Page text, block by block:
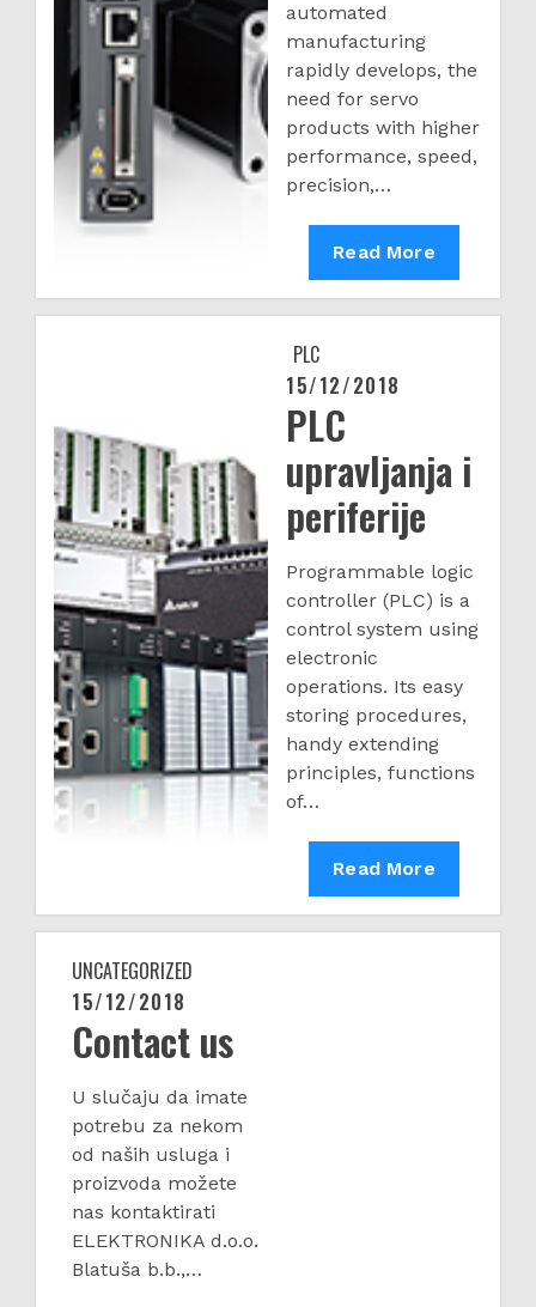
automated
manufacturing
rapidly develops, the
need for servo
products with higher
performance, speed,
precision,…
Servo
drive
i
-
ASDA
A3
napredna
serija
Read More
PLC
Posted
on
15/12/2018
PLC
upravljanja i
periferije
Programmable logic
controller (PLC) is a
control system using
electronic
operations. Its easy
storing procedures,
handy extending
principles, functions
of…
PLC
upravljanja
i
Read More
UNCATEGORIZED
Posted
on
15/12/2018
Contact us
U slučaju da imate
potrebu za nekom
od naših usluga i
proizvoda možete
nas kontaktirati
ELEKTRONIKA d.o.o.
Blatuša b.b.,…